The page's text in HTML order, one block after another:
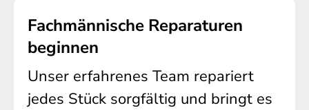
Fachmännische Reparaturen
beginnen
Unser erfahrenes Team repariert
jedes Stück sorgfältig und bringt es